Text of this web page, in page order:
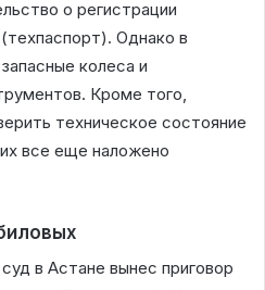
о регистрации
Однако в
колеса и
Кроме того,
техническое состояние
все еще наложено
в Астане вынес приговор